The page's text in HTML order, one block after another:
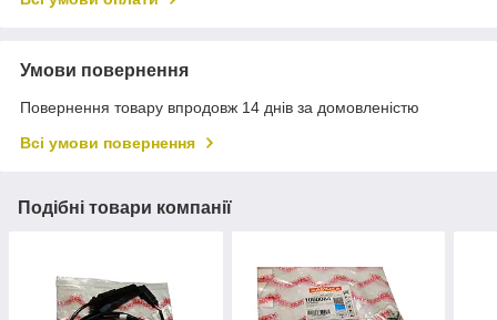
Умови повернення
Повернення товару впродовж 14 днів за домовленістю
Всі умови повернення
Подібні товари компанії